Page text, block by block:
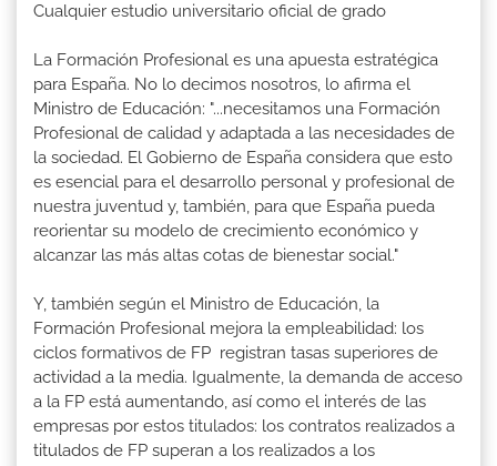
Cualquier estudio universitario oficial de grado
La Formación Profesional es una apuesta estratégica
para España. No lo decimos nosotros, lo afirma el
Ministro de Educación: "...necesitamos una Formación
Profesional de calidad y adaptada a las necesidades de
la sociedad. El Gobierno de España considera que esto
es esencial para el desarrollo personal y profesional de
nuestra juventud y, también, para que España pueda
reorientar su modelo de crecimiento económico y
alcanzar las más altas cotas de bienestar social."
Y, también según el Ministro de Educación, la
Formación Profesional mejora la empleabilidad: los
ciclos formativos de FP registran tasas superiores de
actividad a la media. Igualmente, la demanda de acceso
a la FP está aumentando, así como el interés de las
empresas por estos titulados: los contratos realizados a
titulados de FP superan a los realizados a los